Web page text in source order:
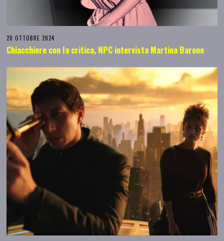
20 OTTOBRE 2024
Chiacchiere con la critica, NPC intervista Martina Barone